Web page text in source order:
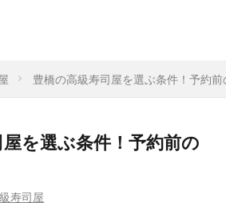
豊橋の高級寿司屋を選ぶ条件！予約前
を選ぶ条件！予約前の
寿司屋